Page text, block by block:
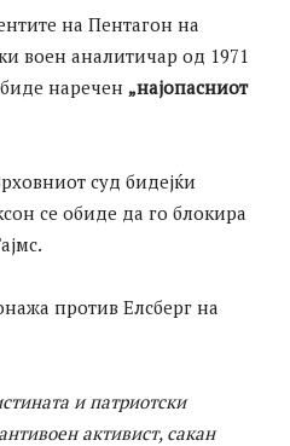
на Пентагон на
воен аналитичар од 1971
наречен „најопасниот
суд бидејќи
се обиде да го блокира
против Елсберг на
и патриотски
активист, сакан